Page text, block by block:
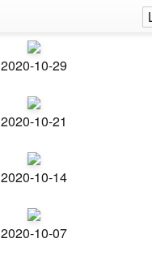
2020-10-29
2020-10-21
2020-10-14
2020-10-07